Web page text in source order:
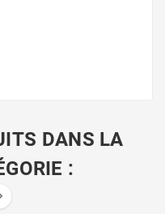
DANS LA
: